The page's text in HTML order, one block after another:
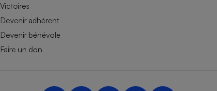
Victoires
Devenir adhérent
Devenir bénévole
Faire un don